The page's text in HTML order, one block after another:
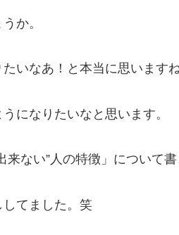
か。
いなあ！と本当に思いますね
になりたいなと思います。
来ない”人の特徴」について書
てました。笑